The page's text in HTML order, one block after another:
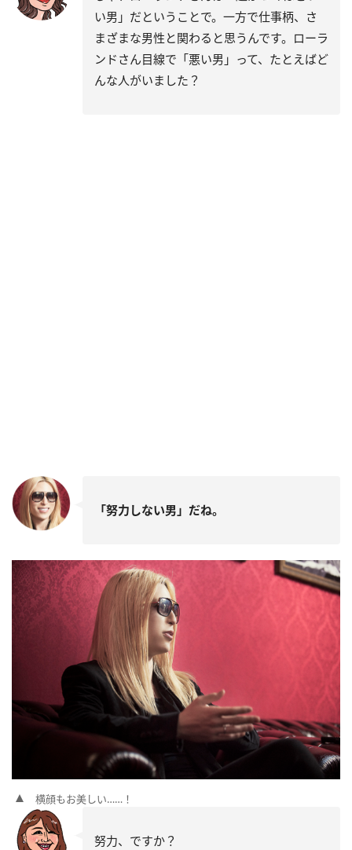
い男」だということで。一方で仕事柄、さ
まざまな男性と関わると思うんです。ローラ
ンドさん目線で「悪い男」って、たとえばど
んな人がいました？
「努力しない男」だね。
横顔もお美しい……！
努力、ですか？